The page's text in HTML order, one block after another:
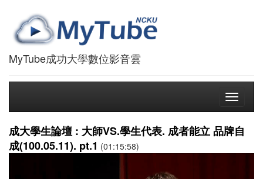
MyTube成功大學數位影音雲
Toggle
成大學生論壇 : 大師VS.學生代表. 成者能立 品牌自
成(100.05.11). pt.1 (01:15:58)